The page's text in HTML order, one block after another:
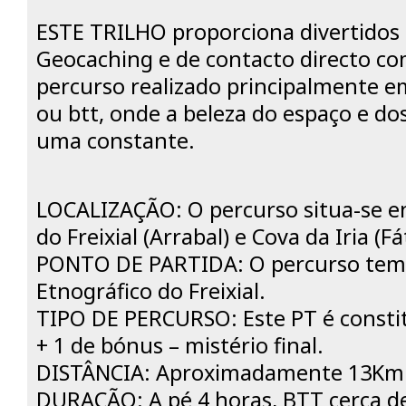
ESTE TRILHO proporciona
Geocaching e de contacto directo
percurso realizado principalmente
ou btt, onde a beleza do espaço e
uma constante.
LOCALIZAÇÃO: O percurso situa-se
do Freixial (Arrabal) e Cova da Iria
PONTO DE PARTIDA: O percurso
Etnográfico do Freixial.
TIPO DE PERCURSO: Este PT é
+ 1 de bónus – mistério final.
DISTÂNCIA: Aproximadamente
DURAÇÃO: A pé 4 horas, BTT cerca